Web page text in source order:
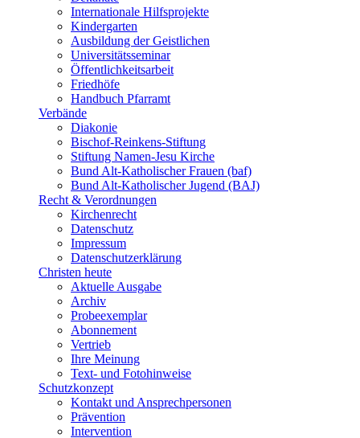
Internationale Hilfsprojekte
Kindergarten
Ausbildung der Geistlichen
Universitätsseminar
Öffentlichkeitsarbeit
Friedhöfe
Handbuch Pfarramt
Verbände
Diakonie
Bischof-Reinkens-Stiftung
Stiftung Namen-Jesu Kirche
Bund Alt-Katholischer Frauen (baf)
Bund Alt-Katholischer Jugend (BAJ)
Recht & Verordnungen
Kirchenrecht
Datenschutz
Impressum
Datenschutzerklärung
Christen heute
Aktuelle Ausgabe
Archiv
Probeexemplar
Abonnement
Vertrieb
Ihre Meinung
Text- und Fotohinweise
Schutzkonzept
Kontakt und Ansprechpersonen
Prävention
Intervention